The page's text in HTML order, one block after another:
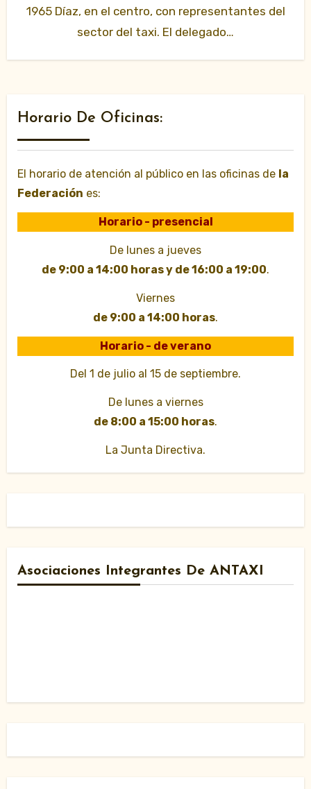
1965 Díaz, en el centro, con representantes del
sector del taxi. El delegado…
Horario De Oficinas:
El horario de atención al público en las oficinas de la
Federación es:
Horario - presencial
De lunes a jueves
de 9:00 a 14:00 horas y de 16:00 a 19:00.
Viernes
de 9:00 a 14:00 horas.
Horario - de verano
Del 1 de julio al 15 de septiembre.
De lunes a viernes
de 8:00 a 15:00 horas.
La Junta Directiva.
Asociaciones Integrantes De ANTAXI